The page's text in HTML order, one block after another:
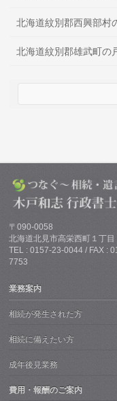
北海道紋別郡西興部村
北海道紋別郡雄武町の
〒090-0058
北海道北見市高栄西町１丁目
TEL : 0157-23-0044 / FAX :
7753
業務案内
相続が発生された方
相続に備えたい方
成年後見業務
費用・報酬のご案内